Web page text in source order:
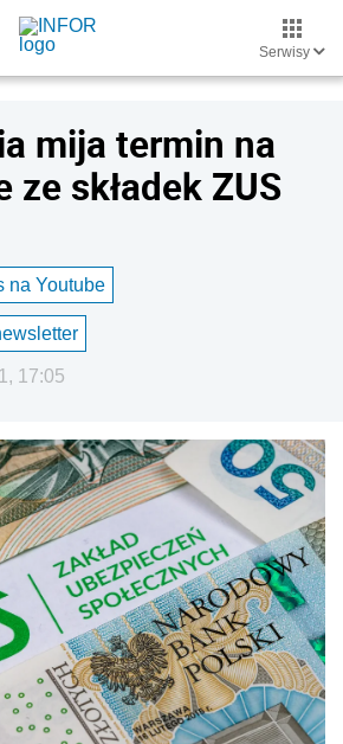
Serwisy
mija termin na
ze składek ZUS
na Youtube
17:05